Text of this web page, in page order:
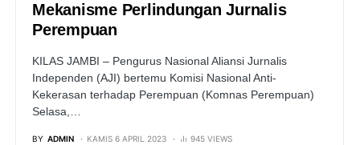
Mekanisme Perlindungan Jurnalis
Perempuan
KILAS JAMBI – Pengurus Nasional Aliansi Jurnalis
Independen (AJI) bertemu Komisi Nasional Anti-
Kekerasan terhadap Perempuan (Komnas Perempuan)
Selasa,…
BY ADMIN KAMIS 6 APRIL 2023 945 VIEWS